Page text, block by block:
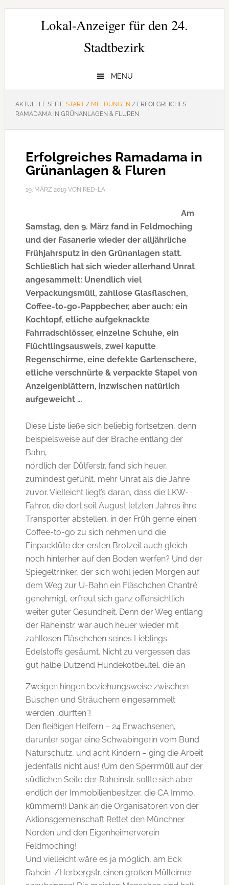
Zur
Hauptnavigation
Zum
Zur
SeitenspalteLokal-Anzeiger für den 24.
Stadtbezirk
MENU
AKTUELLE SEITE: START / MELDUNGEN /ERFOLGREICHES
RAMADAMA IN GRÜNANLAGEN & FLUREN
Erfolgreiches Ramadama in
Grünanlagen & Fluren
19. MÄRZ 2019VON RED-LA
Am
Samstag, den 9. März fand in Feldmoching
und der Fasanerie wieder der alljährliche
Frühjahrsputz in den Grünanlagen statt.
Schließlich hat sich wieder allerhand Unrat
angesammelt: Unendlich viel
Verpackungsmüll, zahllose Glasflaschen,
Coffee-to-go-Pappbecher, aber auch: ein
Kochtopf, etliche aufgeknackte
Fahrradschlösser, einzelne Schuhe, ein
Flüchtlingsausweis, zwei kaputte
Regenschirme, eine defekte Gartenschere,
etliche verschnürte & verpackte Stapel von
Anzeigenblättern, inzwischen natürlich
aufgeweicht …
Diese Liste ließe sich beliebig fortsetzen, denn
beispielsweise auf der Brache entlang der
Bahn,
nördlich der Dülferstr. fand sich heuer,
zumindest gefühlt, mehr Unrat als die Jahre
zuvor. Vielleicht liegt’s daran, dass die LKW-
Fahrer, die dort seit August letzten Jahres ihre
Transporter abstellen, in der Früh gerne einen
Coffee-to-go zu sich nehmen und die
Einpacktüte der ersten Brotzeit auch gleich
noch hinterher auf den Boden werfen? Und der
Spiegeltrinker, der sich wohl jeden Morgen auf
dem Weg zur U-Bahn ein Fläschchen Chantré
genehmigt, erfreut sich ganz offensichtlich
weiter guter Gesundheit. Denn der Weg entlang
der Raheinstr. war auch heuer wieder mit
zahllosen Fläschchen seines Lieblings-
Edelstoffs gesäumt. Nicht zu vergessen das
gut halbe Dutzend Hundekotbeutel, die an
Zweigen hingen beziehungsweise zwischen
Büschen und Sträuchern eingesammelt
werden „durften“!
Den fleißigen Helfern – 24 Erwachsenen,
darunter sogar eine Schwabingerin vom Bund
Naturschutz, und acht Kindern – ging die Arbeit
jedenfalls nicht aus! (Um den Sperrmüll auf der
südlichen Seite der Raheinstr. sollte sich aber
endlich der Immobilienbesitzer, die CA Immo,
kümmern!) Dank an die Organisatoren von der
Aktionsgemeinschaft Rettet den Münchner
Norden und den Eigenheimerverein
Feldmoching!
Und vielleicht wäre es ja möglich, am Eck
Rahein-/Herbergstr. einen großen Mülleimer